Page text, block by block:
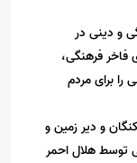
و دینی در
فاخر فرهنگی،
برای مردم
و دیر زمین و
توسط هلال احمر